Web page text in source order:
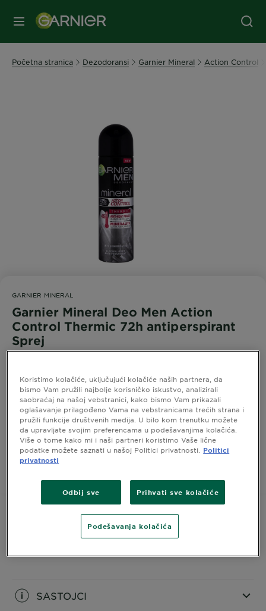
MENI
Početna stranica Dezodoransi Garnier Mineral Action Control
GARNIER MINERAL
Garnier Mineral Deo Men Action
Control Thermic 72h antiperspirant
Sprej
ACTION CONTROL THERMIC Antiperspirant sa
zaštitom do 72 sata* od neprijatnih mirisa.
*Senzorski test.
PAKOVANJE 150 ML
INFORMACIJE O PROIZVODU
SASTOJCI
Koristimo kolačiće, uključujući kolačiće naših partnera, da
bismo Vam pružili najbolje korisničko iskustvo, analizirali
saobraćaj na našoj vebstranici, kako bismo Vam prikazali
oglašavanje prilagođeno Vama na vebstranicama trećih strana i
pružili funkcije društvenih medija. U bilo kom trenutku možete
da upravljate svojim preferencama u podešavanjima kolačića.
Više o tome kako mi i naši partneri koristimo Vaše lične
podatke možete saznati u našoj Politici privatnosti.
Politici
privatnosti
Odbij sve Prihvati sve kolačiće
Podešavanja kolačića